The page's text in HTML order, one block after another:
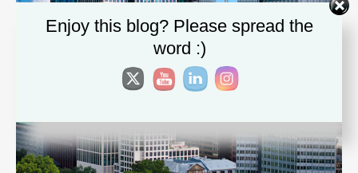
Enjoy this blog? Please spread the
word :)